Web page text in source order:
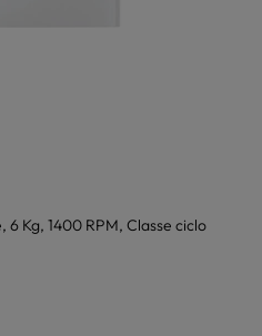
Kg, 1400 RPM, Classe ciclo